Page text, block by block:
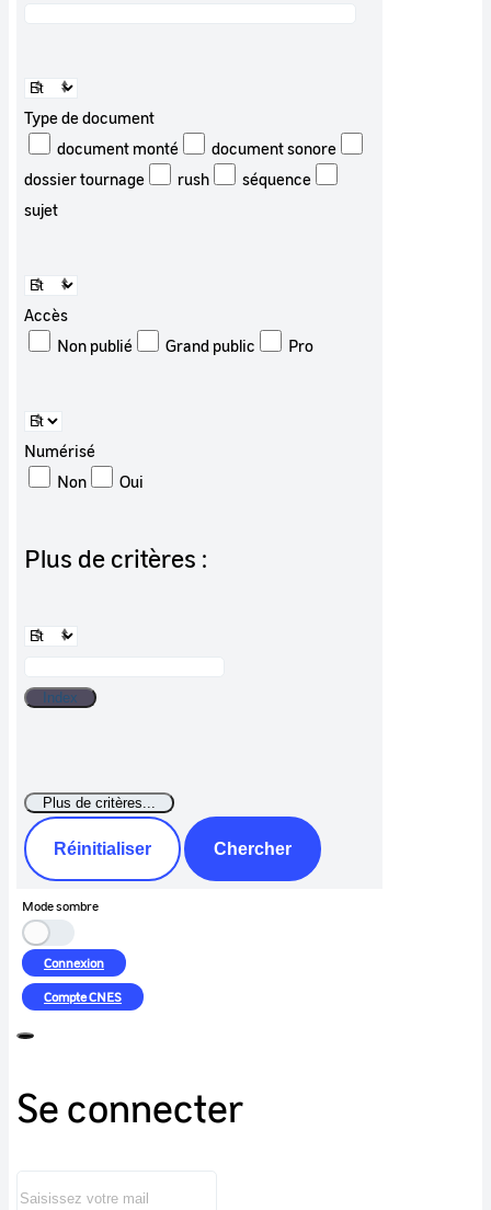
Type de document
document monté
document sonore
dossier tournage
rush
séquence
sujet
Accès
Non publié
Grand public Pro
Numérisé
Non
Oui
Plus de critères :
Réinitialiser Chercher
Mode sombre
Connexion
CompteCNES
Se connecter